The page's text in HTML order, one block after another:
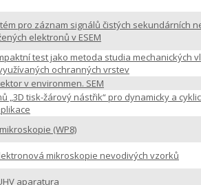
pro záznam signálů čistých sekundárních
elektronů v ESEM
test jako metoda studia mechanických
ochranných vrstev
v environmen. SEM
„3D tisk-žárový nástřik“ pro dynamicky a
(WP8)
mikroskopie nevodivých vzorků
aparatura